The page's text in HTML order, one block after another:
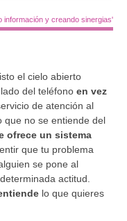
información y creando sinergias'
el cielo abierto
del teléfono en vez
de atención al
que no se entiende del
ofrece un sistema
que tu problema
se pone al
actitud.
lo que quieres